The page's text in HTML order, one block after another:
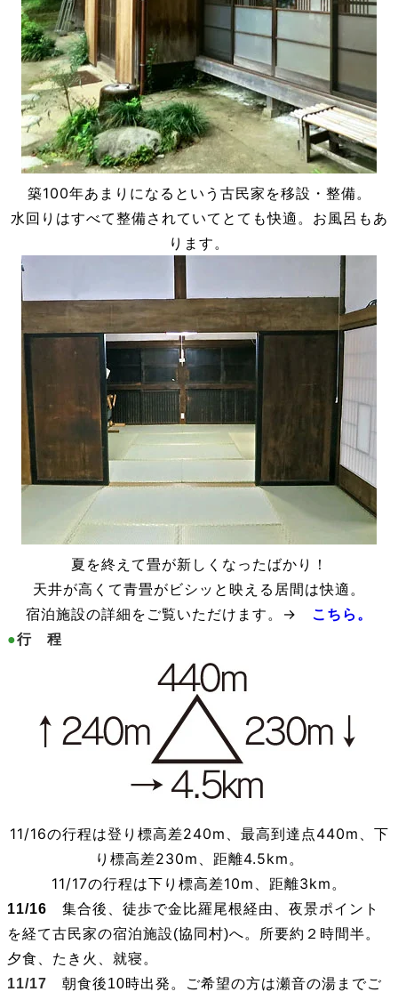
築100年あまりになるという古民家を移設・整備。
水回りはすべて整備されていてとても快適。お風呂もあ
ります。
夏を終えて畳が新しくなったばかり！
天井が高くて青畳がビシッと映える居間は快適。
宿泊施設の詳細をご覧いただけます。→ こちら。
●行 程
11/16の行程は登り標高差240m、最高到達点440m、下
り標高差230m、距離4.5km。
11/17の行程は下り標高差10m、距離3km。
11/16 集合後、徒歩で金比羅尾根経由、夜景ポイント
を経て古民家の宿泊施設(協同村)へ。所要約２時間半。
夕食、たき火、就寝。
11/17
朝食後10時出発。ご希望の方は瀬音の湯までご